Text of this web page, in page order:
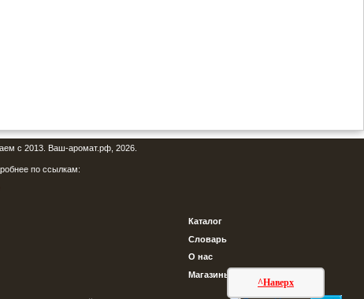
^Наверх
с 2013. Ваш-аромат.рф, 2026.
по ссылкам:
Каталог
Словарь
О нас
Магазины